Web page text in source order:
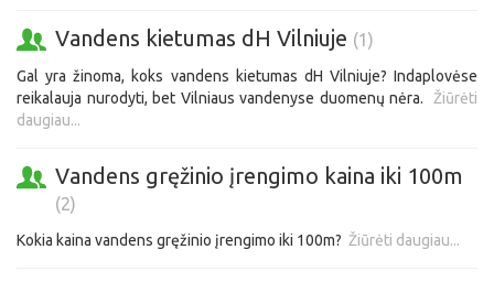
Vandens kietumas dH Vilniuje (1)
Gal yra žinoma, koks vandens kietumas dH Vilniuje? Indaplovėse
reikalauja nurodyti, bet Vilniaus vandenyse duomenų nėra. Žiūrėti
daugiau...
Vandens gręžinio įrengimo kaina iki 100m
(2)
Kokia kaina vandens gręžinio įrengimo iki 100m? Žiūrėti daugiau...